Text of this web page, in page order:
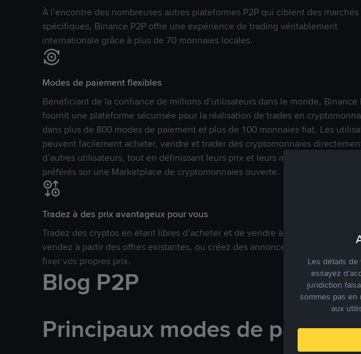
À l’encontre des nombreuses autres plateformes P2P qui ciblent des marchés
spécifiques, Binance P2P offre une expérience de trading véritablement
internationale grâce à plus de 70 monnaies locales.
Modes de paiement flexibles
Bénéficiant de la confiance de millions d’utilisateurs dans le monde, Binance
fournit une plateforme sécurisée pour la réalisation de trades en
dans plus de 800 modes de paiement et plus de 100 monnaies fiat. Les
peuvent facilement acheter, vendre et trader des cryptomonnaies
d’autres utilisateurs, tout en définissant leurs prix et leurs modes de paiement
préférés sur une Marketplace de cryptomonnaies ouverte.
Tradez à des prix avantageux pour vous
Tradez des cryptos en étant libres d’acheter et de vendre à votre prix.
vendez à partir des offres existantes, ou créez des annonces commerciales
fixer vos propres prix.
Blog P2P
Principaux modes de
Les détails
essayez
juridiction
sommes pas
aux